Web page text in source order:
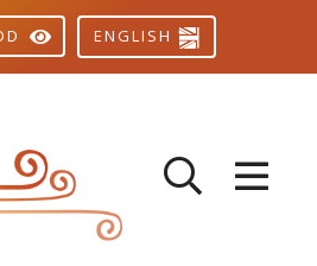
ENGLISH